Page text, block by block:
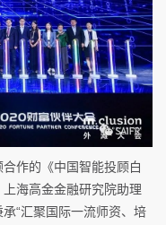
作的《中国智能投顾白
海高金金融研究院助理
“汇聚国际一流师资、培